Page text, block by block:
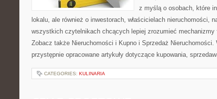
z myślą o osobach, które
lokalu, ale również o inwestorach, właścicielach nieruchomości,
wszystkich czytelnikach chcących lepiej zrozumieć mechanizmy
Zobacz także Nieruchomości i Kupno i Sprzedaż
przystępnie opracowane artykuły dotyczące kupowania,
CATEGORIES: KULINARIA